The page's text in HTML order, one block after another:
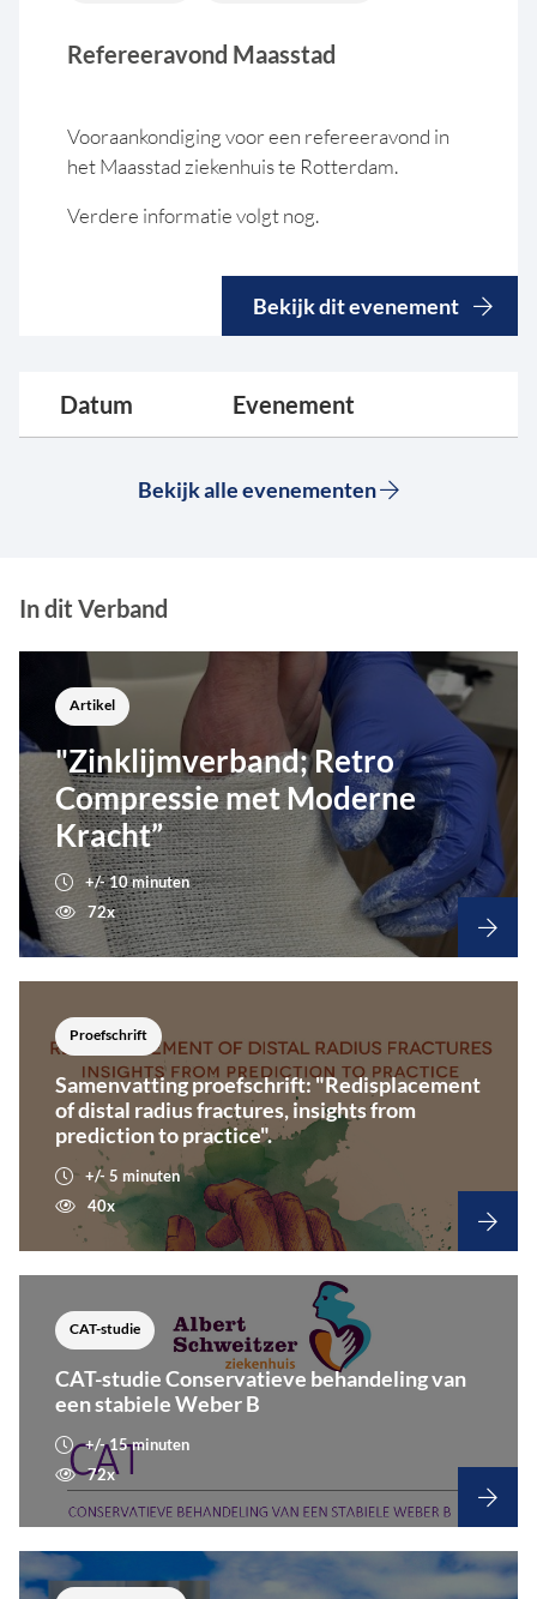
Refereeravond Maasstad
Vooraankondiging voor een refereeravond in
het Maasstad ziekenhuis te Rotterdam.
Verdere informatie volgt nog.
Bekijk dit evenement
Datum Evenement
Bekijk alle evenementen
In dit Verband
Samenvatting proefschrift: "Redisplacement
of distal radius fractures, insights from
prediction to practice".
Proefschrift
+/- 5 minuten
40x
CAT-studie Conservatieve behandeling van
een stabiele Weber B
CAT-studie
+/- 15 minuten
72x
"Zinklijmverband; Retro
Compressie met Moderne
Kracht”
Artikel
+/- 10 minuten
72x